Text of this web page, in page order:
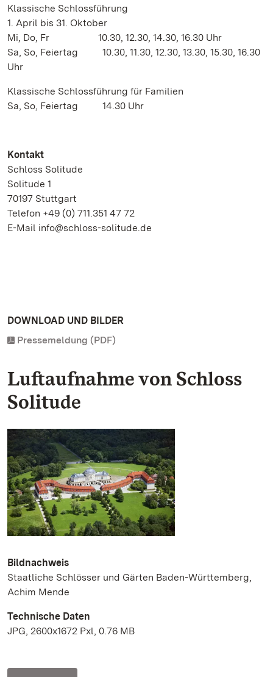
Klassische Schlossführung
1. April bis 31. Oktober
Mi, Do, Fr 10.30, 12.30, 14.30, 16.30 Uhr
Sa, So, Feiertag 10.30, 11.30, 12.30, 13.30, 15.30, 16.30
Uhr
Klassische Schlossführung für Familien
Sa, So, Feiertag 14.30 Uhr
Kontakt
Schloss Solitude
Solitude 1
70197 Stuttgart
Telefon +49 (0) 711.351 47 72
E-Mail info@schloss-solitude.de
DOWNLOAD UND BILDER
Pressemeldung (PDF)
Luftaufnahme von Schloss
Solitude
Bildnachweis
Staatliche Schlösser und Gärten Baden-Württemberg,
Achim Mende
Technische Daten
JPG, 2600x1672 Pxl, 0.76 MB